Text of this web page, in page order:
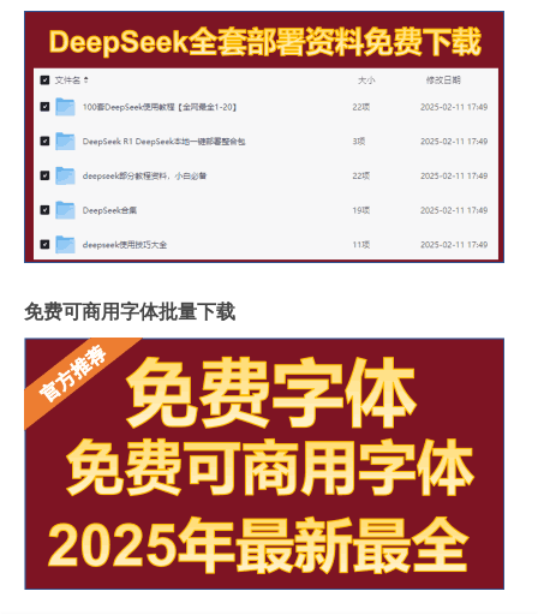
免费可商用字体批量下载